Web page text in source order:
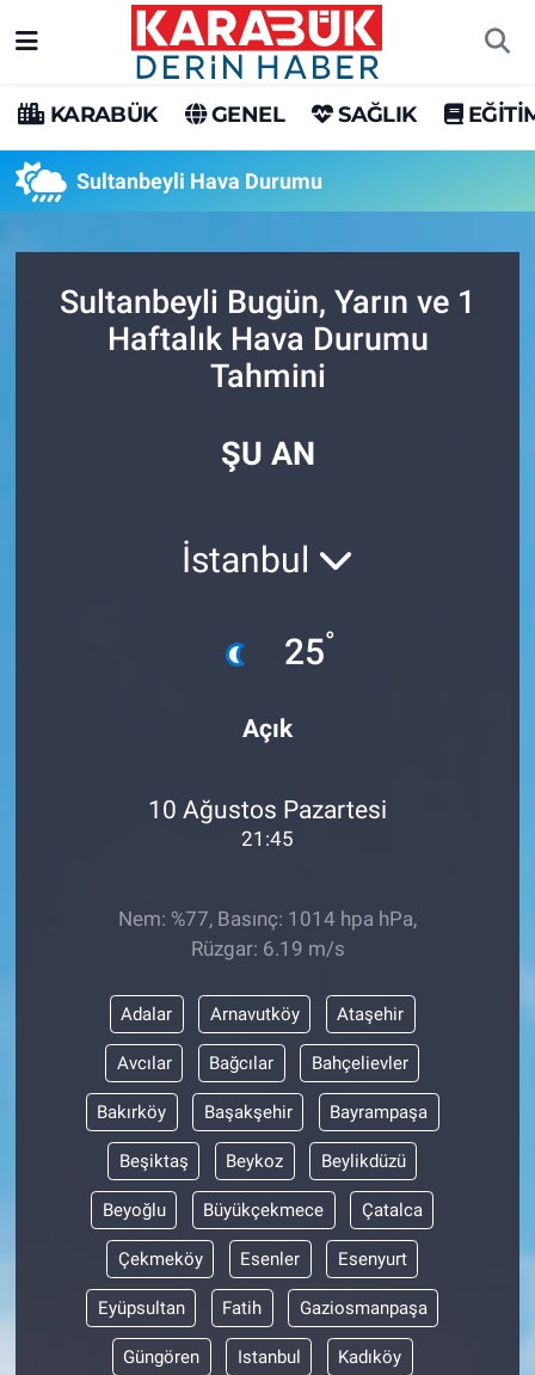
KARABÜK GENEL SAĞLIK
Sultanbeyli Hava Durumu
Sultanbeyli Bugün, Yarın ve 1
Haftalık Hava Durumu
Tahmini
ŞU AN
İstanbul
25°
Açık
10 Ağustos Pazartesi
21:45
Nem: %77, Basınç: 1014 hpa hPa,
Rüzgar: 6.19 m/s
Adalar Arnavutköy Ataşehir
Avcılar Bağcılar Bahçelievler
Bakırköy Başakşehir Bayrampaşa
Beşiktaş Beykoz Beylikdüzü
Beyoğlu Büyükçekmece Çatalca
Çekmeköy Esenler Esenyurt
Eyüpsultan Fatih Gaziosmanpaşa
Güngören Istanbul Kadıköy
Karabük Hava Durumu
Karabük Trafik Yoğunluk Haritası
Tüm Manşetler
Son Dakika Haberleri